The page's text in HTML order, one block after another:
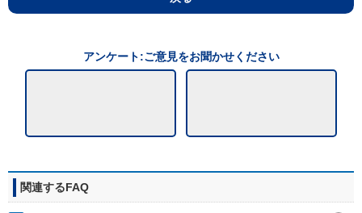
アンケート:ご意見をお聞かせください
関連するFAQ